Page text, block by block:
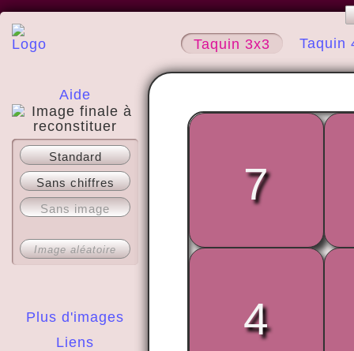
Taquin 3x3 Taquin
Aide
A propos
Plus d'images
Liens
Standard
Sans chiffres
Sans image
Image aléatoire
7
4